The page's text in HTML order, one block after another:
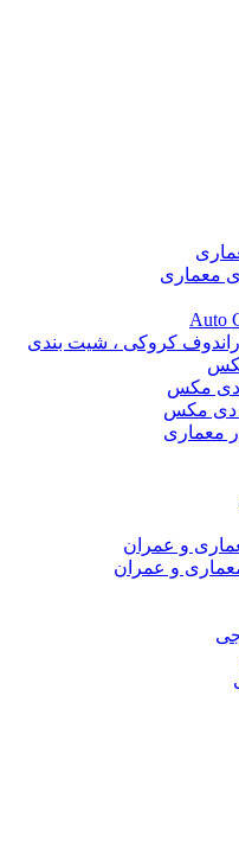
معماری
کروکی ، شیت بندی
دی مکس
دی مکس
معماری
و عمران
و عمران